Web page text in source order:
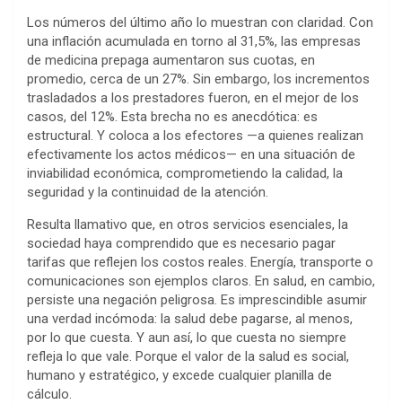
Los números del último año lo muestran con claridad. Con
una inflación acumulada en torno al 31,5%, las empresas
de medicina prepaga aumentaron sus cuotas, en
promedio, cerca de un 27%. Sin embargo, los incrementos
trasladados a los prestadores fueron, en el mejor de los
casos, del 12%. Esta brecha no es anecdótica: es
estructural. Y coloca a los efectores —a quienes realizan
efectivamente los actos médicos— en una situación de
inviabilidad económica, comprometiendo la calidad, la
seguridad y la continuidad de la atención.
Resulta llamativo que, en otros servicios esenciales, la
sociedad haya comprendido que es necesario pagar
tarifas que reflejen los costos reales. Energía, transporte o
comunicaciones son ejemplos claros. En salud, en cambio,
persiste una negación peligrosa. Es imprescindible asumir
una verdad incómoda: la salud debe pagarse, al menos,
por lo que cuesta. Y aun así, lo que cuesta no siempre
refleja lo que vale. Porque el valor de la salud es social,
humano y estratégico, y excede cualquier planilla de
cálculo.